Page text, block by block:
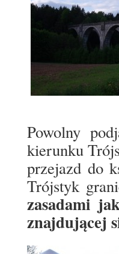
Powolny
kierunku
przejazd do
Trójstyk
zasadami
znajdującej